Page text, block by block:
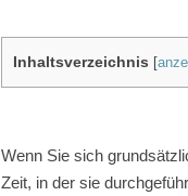
Inhaltsverzeichnis [
Wenn Sie sich
Zeit, in der sie